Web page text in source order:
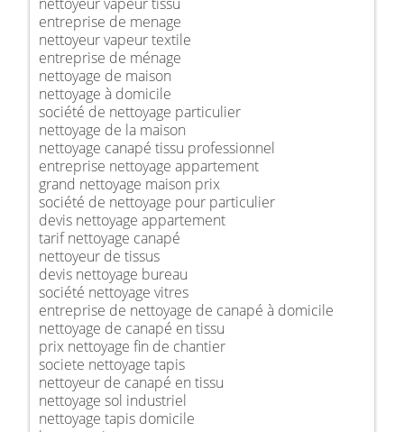
entreprise de menage
nettoyeur vapeur textile
entreprise de ménage
nettoyage de maison
nettoyage à domicile
société de nettoyage particulier
nettoyage de la maison
nettoyage canapé tissu professionnel
entreprise nettoyage appartement
grand nettoyage maison prix
société de nettoyage pour particulier
devis nettoyage appartement
tarif nettoyage canapé
nettoyeur de tissus
devis nettoyage bureau
société nettoyage vitres
entreprise de nettoyage de canapé à domicile
nettoyage de canapé en tissu
prix nettoyage fin de chantier
societe nettoyage tapis
nettoyeur de canapé en tissu
nettoyage sol industriel
nettoyage tapis domicile